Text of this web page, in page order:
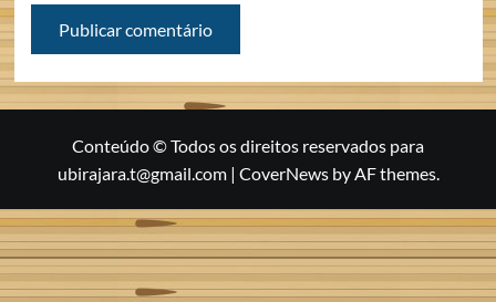
Conteúdo © Todos os direitos reservados para
ubirajara.t@gmail.com | CoverNewsby AF themes.